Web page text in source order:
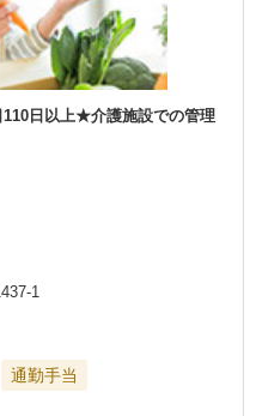
110日以上★介護施設での管理
1
通勤手当